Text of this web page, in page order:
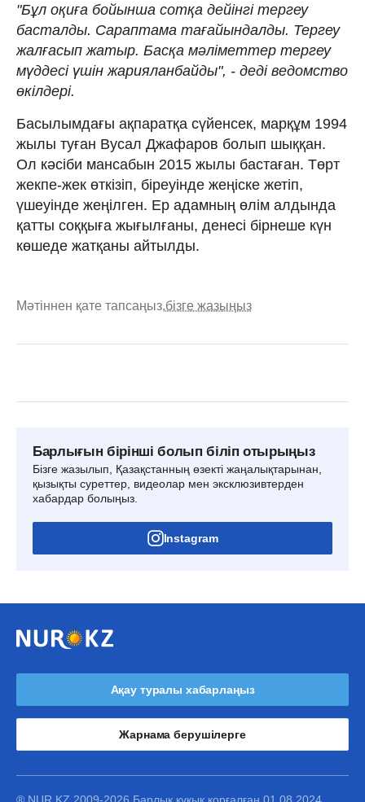
"Бұл оқиға бойынша сотқа дейінгі тергеу
басталды. Сараптама тағайындалды. Тергеу
жалғасып жатыр. Басқа мәліметтер тергеу
мүддесі үшін жарияланбайды", - деді ведомство
өкілдері.
Басылымдағы ақпаратқа сүйенсек, марқұм 1994
жылы туған Вусал Джафаров болып шыққан.
Ол кәсіби мансабын 2015 жылы бастаған. Төрт
жекпе-жек өткізіп, біреуінде жеңіске жетіп,
үшеуінде жеңілген. Ер адамның өлім алдында
қатты соққыға жығылғаны, денесі бірнеше күн
көшеде жатқаны айтылды.
Мәтіннен қате тапсаңыз,бізге жазыңыз
Барлығын бірінші болып біліп отырыңыз
Бізге жазылып, Қазақстанның өзекті жаңалықтарынан,
қызықты суреттер, видеолар мен эксклюзивтерден
хабардар болыңыз.
Instagram
Ақау туралы хабарлаңыз
Жарнама берушілерге
® NUR.KZ 2009-2026 Барлық құқық қорғалған 01.08.2024